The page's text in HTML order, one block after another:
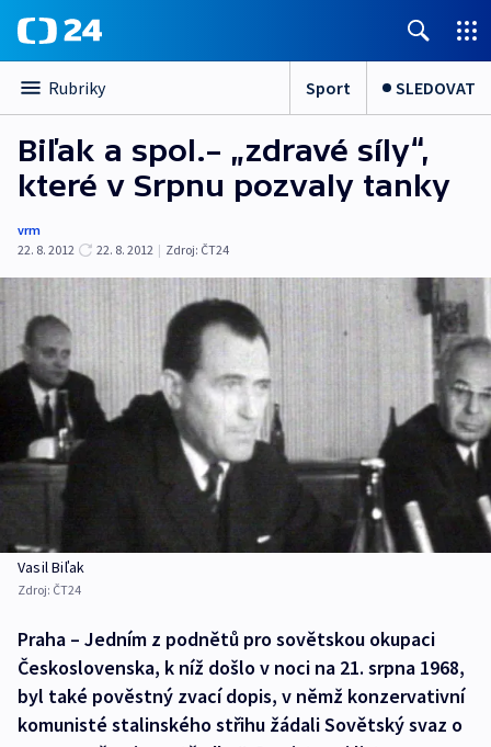
Rubriky Sport SLEDOVAT
Biľak a spol.– „zdravé síly“,
které v Srpnu pozvaly tanky
vrm
22. 8. 2012
22. 8. 2012 | Zdroj: ČT24
Vasil Biľak
Zdroj: ČT24
Praha – Jedním z podnětů pro sovětskou okupaci
Československa, k níž došlo v noci na 21. srpna 1968,
byl také pověstný zvací dopis, v němž konzervativní
komunisté stalinského střihu žádali Sovětský svaz o